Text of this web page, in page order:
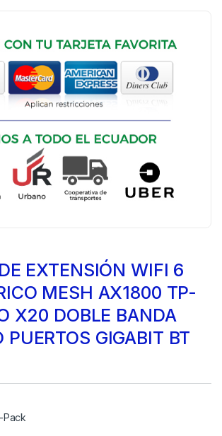
EXTENSIÓN WIFI 6
MESH AX1800 TP-
X20 DOBLE BANDA
GIGABIT BT
Pack